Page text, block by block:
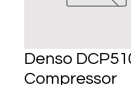
Denso
Compressor